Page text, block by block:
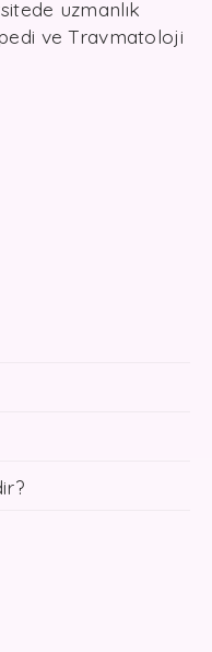
uzmanlık
ve Travmatoloji